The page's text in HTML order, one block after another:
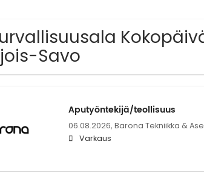
Savo
Aputyöntekijä/teollisuus
06.08.2026, Barona Tekniikka &
Varkaus